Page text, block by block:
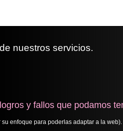
nuestros servicios.
y fallos que podamos
enfoque para poderlas adaptar a la web).